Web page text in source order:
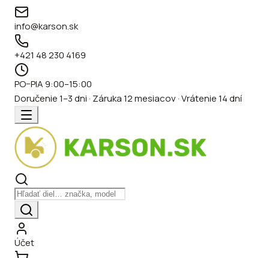
info@karson.sk
+421 48 230 4169
PO–PIA 9:00–15:00
Doručenie 1–3 dni · Záruka 12 mesiacov · Vrátenie 14 dní
Účet